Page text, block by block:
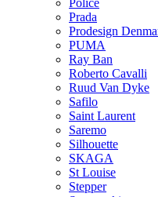
Police
Prada
Prodesign
PUMA
Ray Ban
Roberto Cavalli
Ruud Van Dyke
Safilo
Saint Laurent
Saremo
Silhouette
SKAGA
St Louise
Stepper